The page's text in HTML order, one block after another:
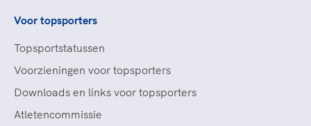
Voor topsporters
Topsportstatussen
Voorzieningen voor topsporters
Downloads en links voor topsporters
Atletencommissie